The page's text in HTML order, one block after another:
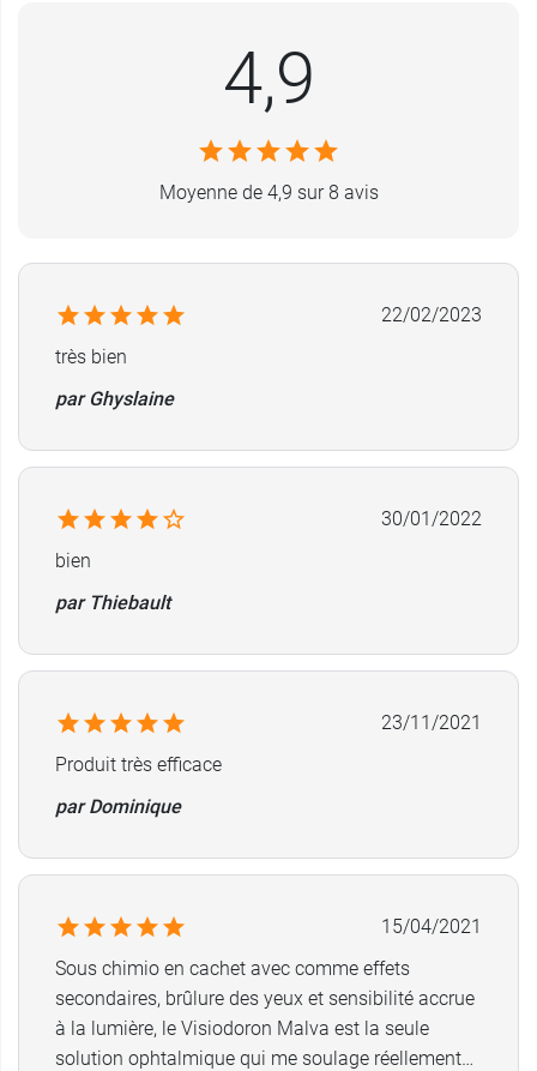
4,9
Moyenne de 4,9 sur 8 avis
22/02/2023
très bien
par Ghyslaine
30/01/2022
bien
par Thiebault
23/11/2021
Produit très efficace
par Dominique
15/04/2021
Sous chimio en cachet avec comme effets
secondaires, brûlure des yeux et sensibilité accrue
à la lumière, le Visiodoron Malva est la seule
solution ophtalmique qui me soulage réellement…